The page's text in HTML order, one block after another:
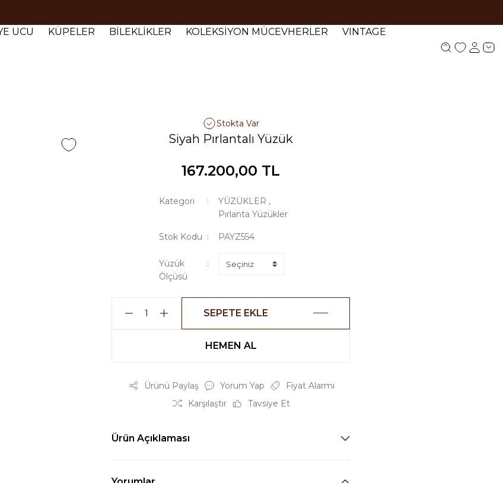
siparişlerde 1000 TL ve üzeri ücretsiz kargo. #3
UCU KÜPELER BİLEKLİKLER KOLEKSİYON MÜCEVHERLER VINTAGE
Stokta Var
Siyah Pırlantalı Yüzük
167.200,00 TL
Kategori YÜZÜKLER ,
Pırlanta Yüzükler
Stok Kodu PAYZ554
Yüzük
Ölçüsü
SEPETE EKLE
HEMEN AL
Ürünü Paylaş Yorum Yap
Fiyat Alarmı
Karşılaştır
Tavsiye Et
Ürün Açıklaması